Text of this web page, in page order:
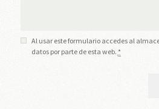
Al usar este formulario accedes al
datos por parte de esta web. *